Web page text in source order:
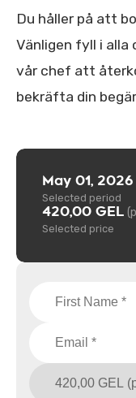
Du håller på att
Vänligen fyll i alla
vår chef att
bekräfta din
May 01, 2026
Selected period
420,00 GEL
Selected price